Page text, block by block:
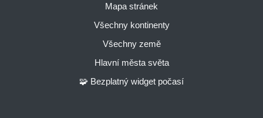
Mapa stránek
Všechny kontinenty
Všechny země
Hlavní města světa
🧩 Bezplatný widget počasí